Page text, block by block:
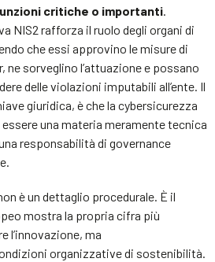
critiche o importanti.
NIS2 rafforza il ruolo degli organi di
che essi approvino le misure di
ne sorveglino l’attuazione e possano
delle violazioni imputabili all’ente. Il
giuridica, è che la cybersicurezza
una materia meramente tecnica
responsabilità di governance
è un dettaglio procedurale. È il
mostra la propria cifra più
l’innovazione, ma
organizzative di sostenibilità.